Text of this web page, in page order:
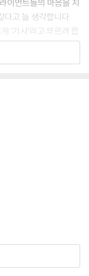
나 자신이다
이언트들의 마음을 지
다고 늘 생각합니다.
‘기사’라고 부르려 합
법을 통해 다양한 클
공통점은 단 하나임
지킬 수 있다’는 점
에서
는 사람에게 일상에
지도 필요하고 실행
받을 바에는 ‘언젠
가시지도 않고 스트
문제로 괴로워하고 불
빨리 해결하여 당신이